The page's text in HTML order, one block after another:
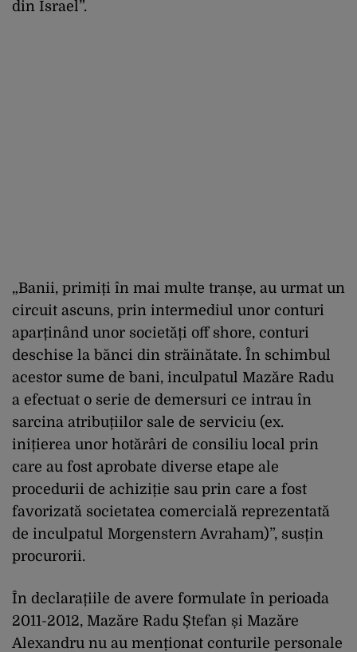
din Israel”.
„Banii, primiți în mai multe tranșe, au urmat un
circuit ascuns, prin intermediul unor conturi
aparținând unor societăți off shore, conturi
deschise la bănci din străinătate. În schimbul
acestor sume de bani, inculpatul Mazăre Radu
a efectuat o serie de demersuri ce intrau în
sarcina atribuțiilor sale de serviciu (ex.
inițierea unor hotărâri de consiliu local prin
care au fost aprobate diverse etape ale
procedurii de achiziție sau prin care a fost
favorizată societatea comercială reprezentată
de inculpatul Morgenstern Avraham)”, susțin
procurorii.
În declarațiile de avere formulate în perioada
2011-2012, Mazăre Radu Ștefan și Mazăre
Alexandru nu au menționat conturile personale